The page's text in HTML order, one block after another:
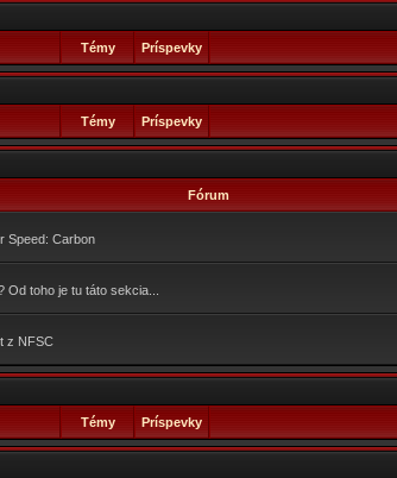
Témy Príspevky
Témy Príspevky
Fórum
Speed: Carbon
toho je tu táto sekcia...
z NFSC
Témy Príspevky